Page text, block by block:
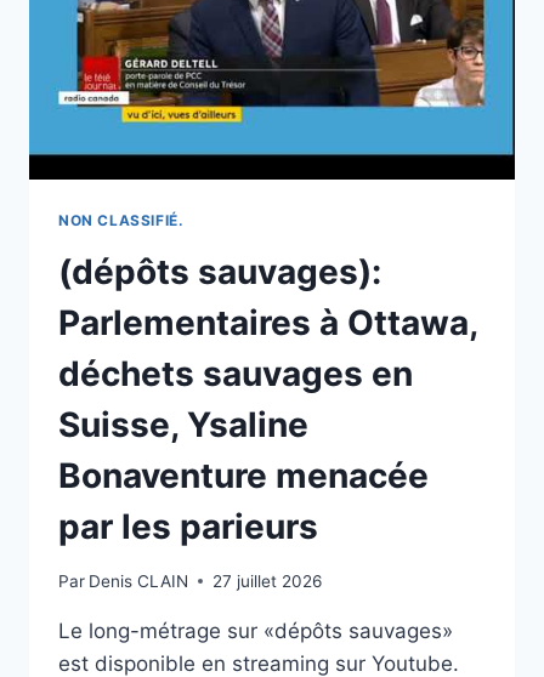
DAILY
MOTION
NON CLASSIFIÉ.
(dépôts sauvages):
Parlementaires à Ottawa,
déchets sauvages en
Suisse, Ysaline
Bonaventure menacée
par les parieurs
Par Denis CLAIN 27 juillet 2026
Le long-métrage sur «dépôts sauvages»
est disponible en streaming sur Youtube.